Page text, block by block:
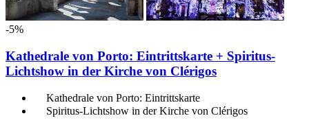
-5%
Kathedrale von Porto: Eintrittskarte + Spiritus-
Lichtshow in der Kirche von Clérigos
Kathedrale von Porto: Eintrittskarte
Spiritus-Lichtshow in der Kirche von Clérigos